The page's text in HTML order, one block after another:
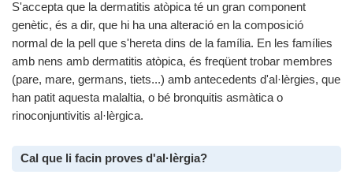
S'accepta que la dermatitis atòpica té un gran component
genètic, és a dir, que hi ha una alteració en la composició
normal de la pell que s'hereta dins de la família. En les famílies
amb nens amb dermatitis atòpica, és freqüent trobar membres
(pare, mare, germans, tiets...) amb antecedents d'al·lèrgies, que
han patit aquesta malaltia, o bé bronquitis asmàtica o
rinoconjuntivitis al·lèrgica.
Cal que li facin proves d'al·lèrgia?